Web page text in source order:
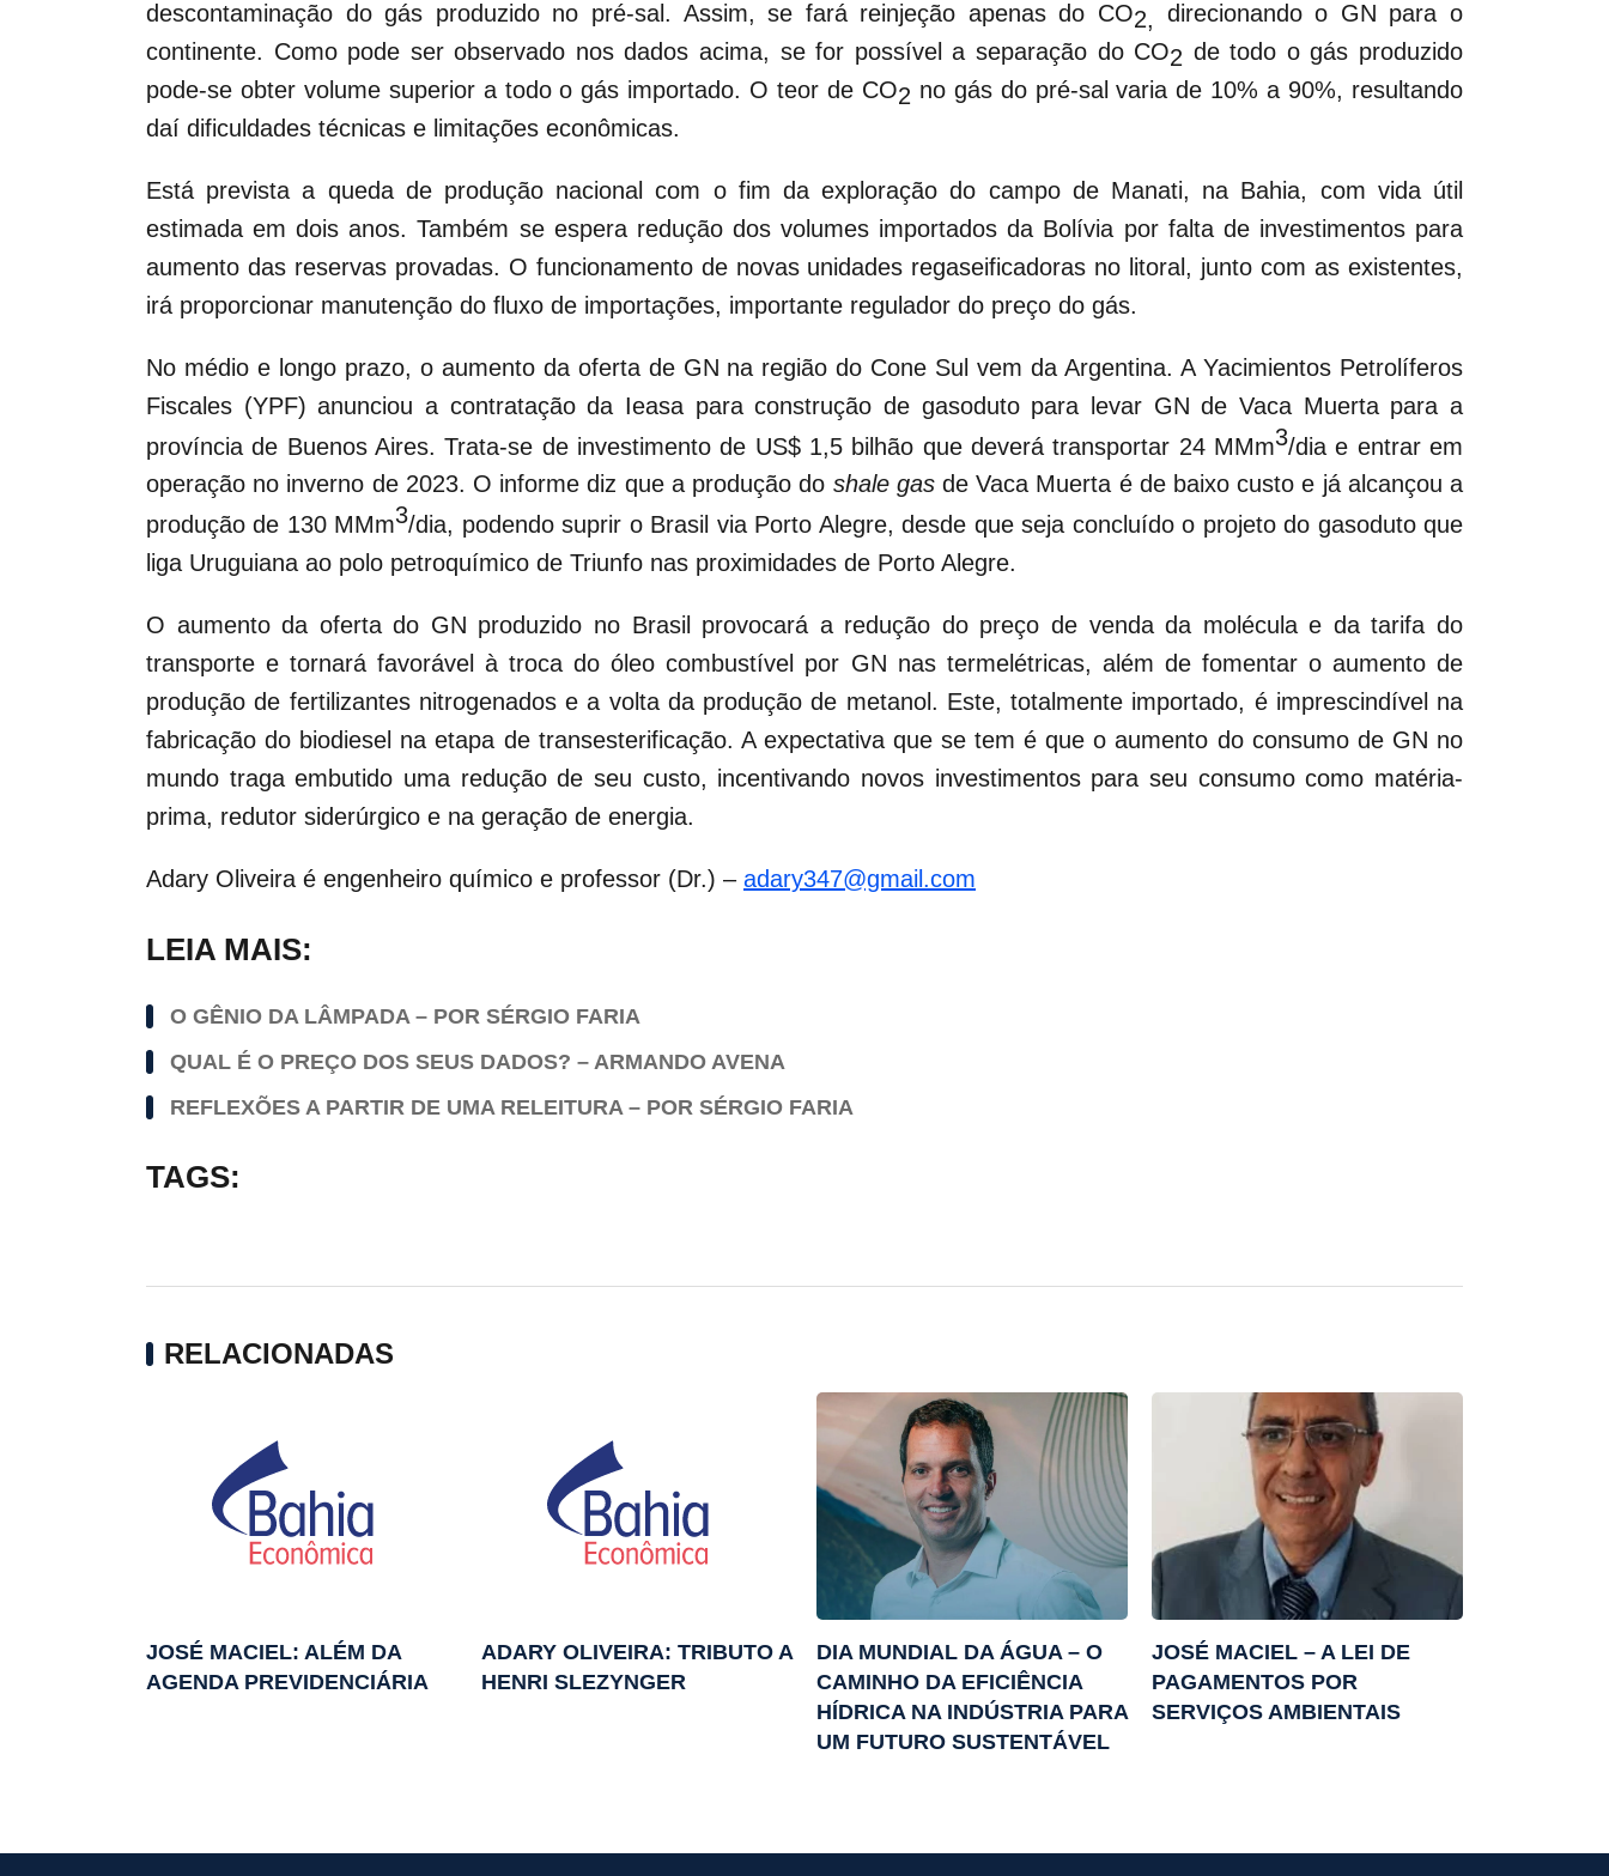
descontaminação do gás produzido no pré-sal. Assim, se fará reinjeção apenas do CO2, direcionando o GN para o
continente. Como pode ser observado nos dados acima, se for possível a separação do CO2 de todo o gás produzido
pode-se obter volume superior a todo o gás importado. O teor de CO2 no gás do pré-sal varia de 10% a 90%, resultando
daí dificuldades técnicas e limitações econômicas.
Está prevista a queda de produção nacional com o fim da exploração do campo de Manati, na Bahia, com vida útil
estimada em dois anos. Também se espera redução dos volumes importados da Bolívia por falta de investimentos para
aumento das reservas provadas. O funcionamento de novas unidades regaseificadoras no litoral, junto com as existentes,
irá proporcionar manutenção do fluxo de importações, importante regulador do preço do gás.
No médio e longo prazo, o aumento da oferta de GN na região do Cone Sul vem da Argentina. A Yacimientos Petrolíferos
Fiscales (YPF) anunciou a contratação da Ieasa para construção de gasoduto para levar GN de Vaca Muerta para a
província de Buenos Aires. Trata-se de investimento de US$ 1,5 bilhão que deverá transportar 24 MMm3/dia e entrar em
operação no inverno de 2023. O informe diz que a produção do shale gasde Vaca Muerta é de baixo custo e já alcançou a
produção de 130 MMm3/dia, podendo suprir o Brasil via Porto Alegre, desde que seja concluído o projeto do gasoduto que
liga Uruguiana ao polo petroquímico de Triunfo nas proximidades de Porto Alegre.
O aumento da oferta do GN produzido no Brasil provocará a redução do preço de venda da molécula e da tarifa do
transporte e tornará favorável à troca do óleo combustível por GN nas termelétricas, além de fomentar o aumento de
produção de fertilizantes nitrogenados e a volta da produção de metanol. Este, totalmente importado, é imprescindível na
fabricação do biodiesel na etapa de transesterificação. A expectativa que se tem é que o aumento do consumo de GN no
mundo traga embutido uma redução de seu custo, incentivando novos investimentos para seu consumo como matéria-
prima, redutor siderúrgico e na geração de energia.
Adary Oliveira é engenheiro químico e professor (Dr.) – adary347@gmail.com
LEIA MAIS:
O GÊNIO DA LÂMPADA – POR SÉRGIO FARIA
QUAL É O PREÇO DOS SEUS DADOS? – ARMANDO AVENA
REFLEXÕES A PARTIR DE UMA RELEITURA – POR SÉRGIO FARIA
TAGS:
RELACIONADAS
JOSÉ MACIEL: ALÉM DA
AGENDA PREVIDENCIÁRIA
ADARY OLIVEIRA: TRIBUTO A
HENRI SLEZYNGER
DIA MUNDIAL DA ÁGUA – O
CAMINHO DA EFICIÊNCIA
HÍDRICA NA INDÚSTRIA PARA
UM FUTURO SUSTENTÁVEL
JOSÉ MACIEL – A LEI DE
PAGAMENTOS POR
SERVIÇOS AMBIENTAIS